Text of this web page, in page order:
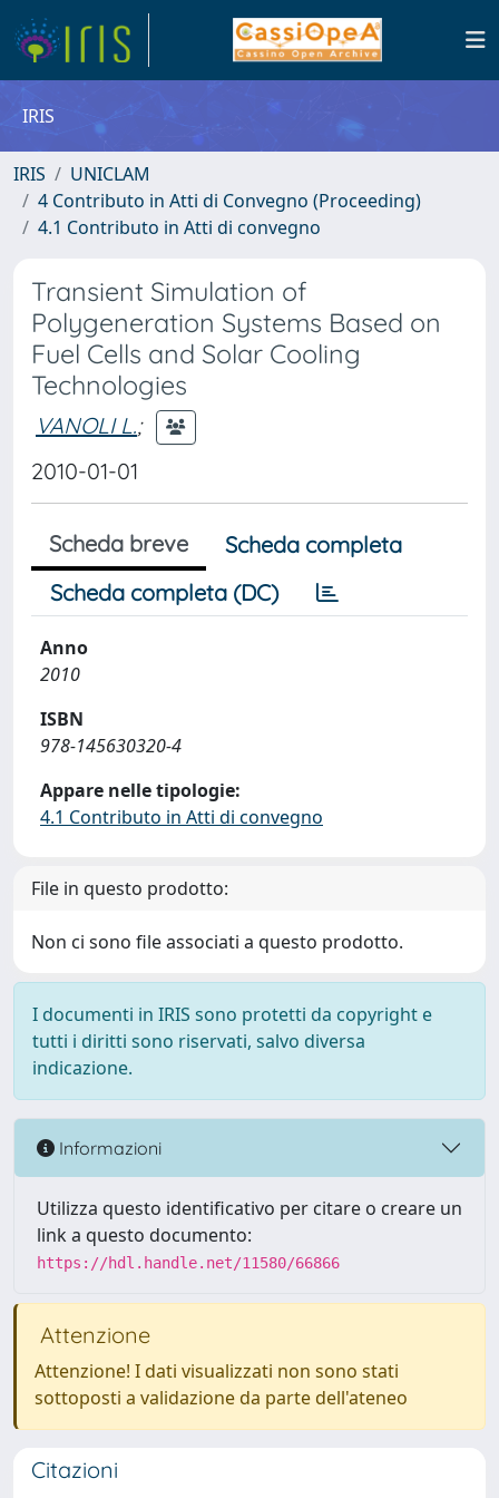
IRIS
IRIS
UNICLAM
4 Contributo in Atti di Convegno (Proceeding)
4.1 Contributo in Atti di convegno
Transient Simulation of
Polygeneration Systems Based on
Fuel Cells and Solar Cooling
Technologies
VANOLI L.;
2010-01-01
Scheda breve
Scheda completa
Scheda completa (DC)
Anno
2010
ISBN
978-145630320-4
Appare nelle tipologie:
4.1 Contributo in Atti di convegno
File in questo prodotto:
Non ci sono file associati a questo prodotto.
I documenti in IRIS sono protetti da copyright e
tutti i diritti sono riservati, salvo diversa
indicazione.
Informazioni
Utilizza questo identificativo per citare o creare un
link a questo documento:
https://hdl.handle.net/11580/66866
Attenzione
Attenzione! I dati visualizzati non sono stati
sottoposti a validazione da parte dell'ateneo
Citazioni